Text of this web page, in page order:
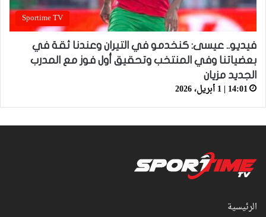
Sportime TV
فيديو.. عيسى: كنخدمو في التيران وعندنا ثقة في
بعضياتنا وفي المنتخب وتحقيق أول فوز مع المدرب
الجديد مزيان
14:01 | 1 أبريل، 2026
الرئيسية